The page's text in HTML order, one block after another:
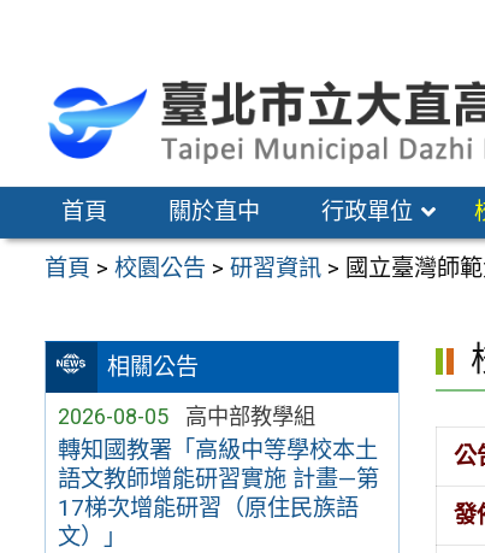
區
首頁 關於直中 行政單位
首頁 >校園公告 >研習資訊 > 國立臺灣師
相關公告
2026-08-05 高中部教學組
轉知國教署「高級中等學校本土
語文教師增能研習實施 計畫—第
17梯次增能研習（原住民族語
文）」
公
發